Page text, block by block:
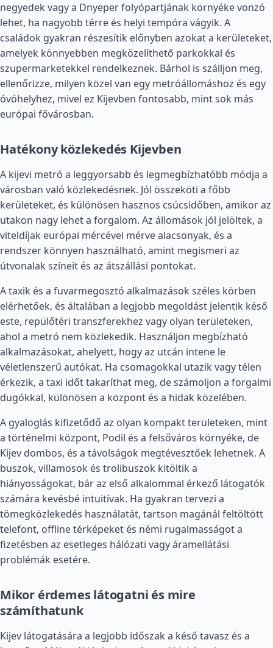
negyedek vagy a Dnyeper folyópartjának környéke vonzó
lehet, ha nagyobb térre és helyi tempóra vágyik. A
családok gyakran részesítik előnyben azokat a kerületeket,
amelyek könnyebben megközelíthető parkokkal és
szupermarketekkel rendelkeznek. Bárhol is szálljon meg,
ellenőrizze, milyen közel van egy metróállomáshoz és egy
óvóhelyhez, mivel ez Kijevben fontosabb, mint sok más
európai fővárosban.
Hatékony közlekedés Kijevben
A kijevi metró a leggyorsabb és legmegbízhatóbb módja a
városban való közlekedésnek. Jól összeköti a főbb
kerületeket, és különösen hasznos csúcsidőben, amikor az
utakon nagy lehet a forgalom. Az állomások jól jelöltek, a
viteldíjak európai mércével mérve alacsonyak, és a
rendszer könnyen használható, amint megismeri az
útvonalak színeit és az átszállási pontokat.
A taxik és a fuvarmegosztó alkalmazások széles körben
elérhetőek, és általában a legjobb megoldást jelentik késő
este, repülőtéri transzferekhez vagy olyan területeken,
ahol a metró nem közlekedik. Használjon megbízható
alkalmazásokat, ahelyett, hogy az utcán intene le
véletlenszerű autókat. Ha csomagokkal utazik vagy télen
érkezik, a taxi időt takaríthat meg, de számoljon a forgalmi
dugókkal, különösen a központ és a hidak közelében.
A gyaloglás kifizetődő az olyan kompakt területeken, mint
a történelmi központ, Podil és a felsőváros környéke, de
Kijev dombos, és a távolságok megtévesztőek lehetnek. A
buszok, villamosok és trolibuszok kitöltik a
hiányosságokat, bár az első alkalommal érkező látogatók
számára kevésbé intuitívak. Ha gyakran tervezi a
tömegközlekedés használatát, tartson magánál feltöltött
telefont, offline térképeket és némi rugalmasságot a
fizetésben az esetleges hálózati vagy áramellátási
problémák esetére.
Mikor érdemes látogatni és mire
számíthatunk
Kijev látogatására a legjobb időszak a késő tavasz és a